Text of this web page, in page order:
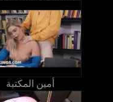
أمين المكتبة